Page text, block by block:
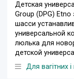
Детская
Group (DPG)
шасси
универсальной
люлька для
детской
Для вагітних